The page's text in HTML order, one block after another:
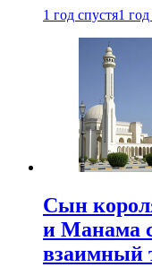
1 год спустя1
Сын
и Манама
взаимный